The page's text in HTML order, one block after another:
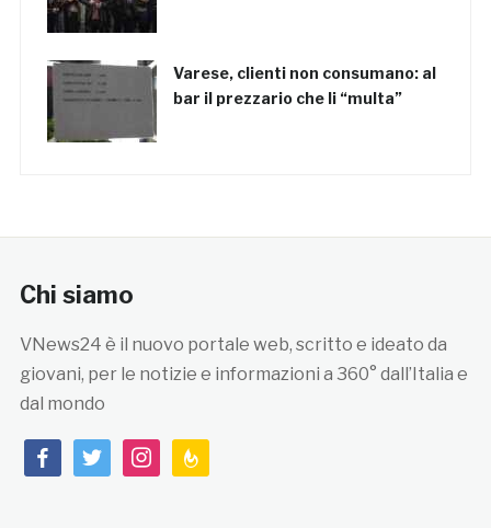
Varese, clienti non consumano: al
bar il prezzario che li “multa”
Chi siamo
VNews24 è il nuovo portale web, scritto e ideato da
giovani, per le notizie e informazioni a 360° dall’Italia e
dal mondo
facebooktwitterinstagramfeedburner